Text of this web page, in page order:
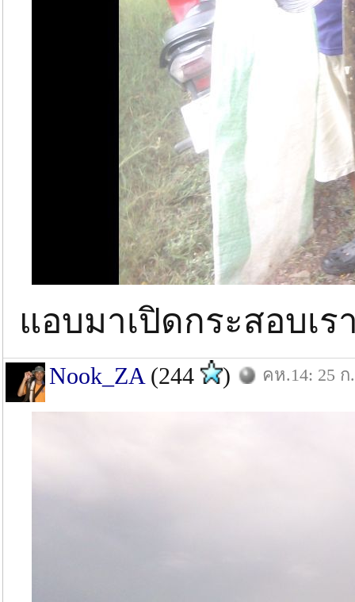
แอบมาเปิดกระสอบเ
Nook_ZA (244 ) คห.14: 25 ก